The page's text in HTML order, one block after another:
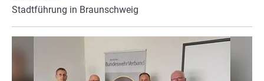
Stadtführung in Braunschweig